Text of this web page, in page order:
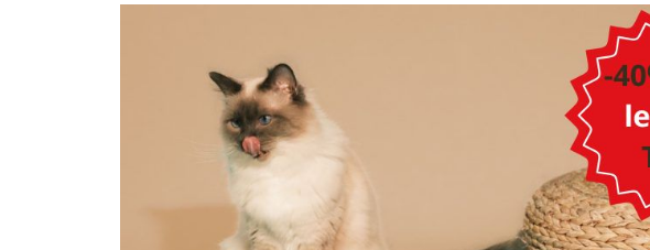
se trouve un émetteur qui diffuse un signal radio constant. Le collier, porté
de ce signal. Lorsque votre chat s’aventure trop près de la frontière
le collier capte une variation du signal.
déclenche une impulsion. Bien que cette sensation soit inoffensive, elle
pour encourager votre chat à rebrousser chemin.